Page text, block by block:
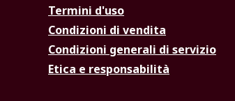
Termini d'uso
Condizioni di vendita
Condizioni generali di servizio
Etica e responsabilità